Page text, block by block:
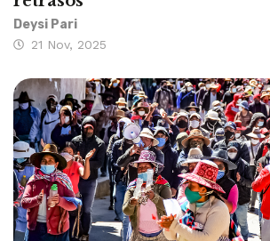
Deysi Pari
21 Nov, 2025